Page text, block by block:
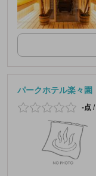
パークホテル楽々園
-点 /